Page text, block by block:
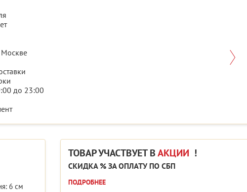
Москве
до 23:00
6 см
ТОВАР УЧАСТВУЕТ ВАКЦИИ !
СКИДКА % ЗА ОПЛАТУ ПО СБП
ПОДРОБНЕЕ